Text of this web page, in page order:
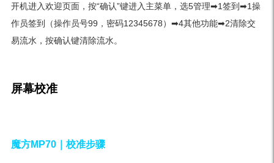
开机进入欢迎页面，按“确认”键进入主菜单，选5管理➡1签到➡1操
作员签到（操作员号99，密码12345678）➡4其他功能➡2清除交
易流水，按确认键清除流水。
屏幕校准
魔方MP70｜ 校准步骤